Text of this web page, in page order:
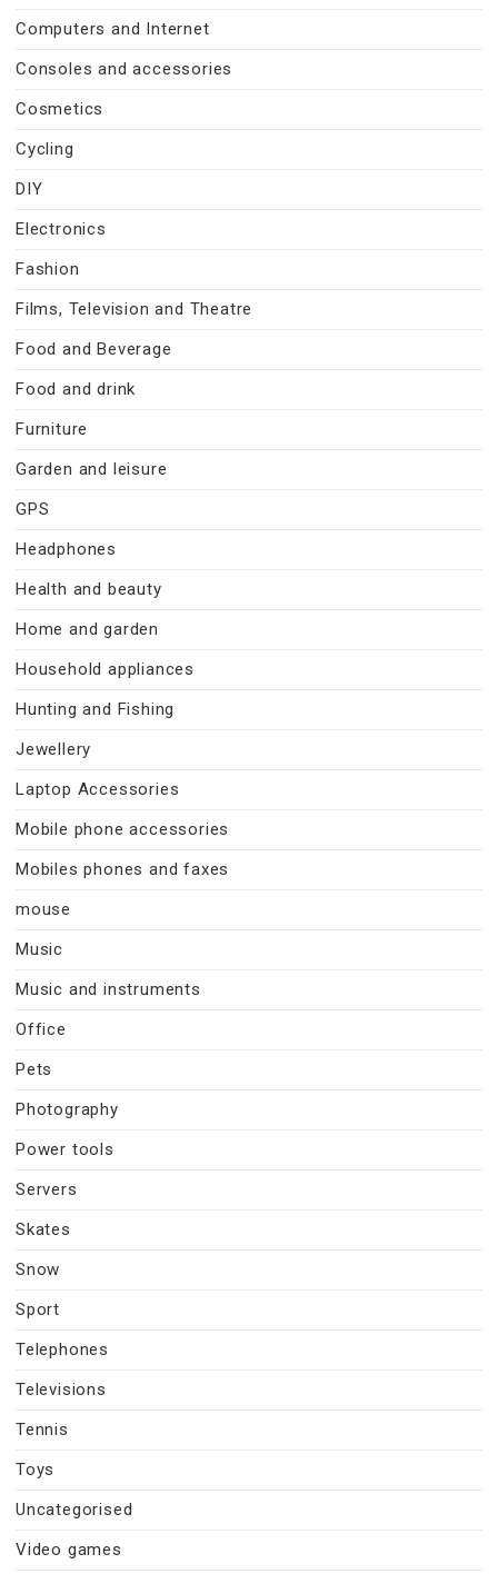
Computers and Internet
Consoles and accessories
Cosmetics
Cycling
DIY
Electronics
Fashion
Films, Television and Theatre
Food and Beverage
Food and drink
Furniture
Garden and leisure
GPS
Headphones
Health and beauty
Home and garden
Household appliances
Hunting and Fishing
Jewellery
Laptop Accessories
Mobile phone accessories
Mobiles phones and faxes
mouse
Music
Music and instruments
Office
Pets
Photography
Power tools
Servers
Skates
Snow
Sport
Telephones
Televisions
Tennis
Toys
Uncategorised
Video games